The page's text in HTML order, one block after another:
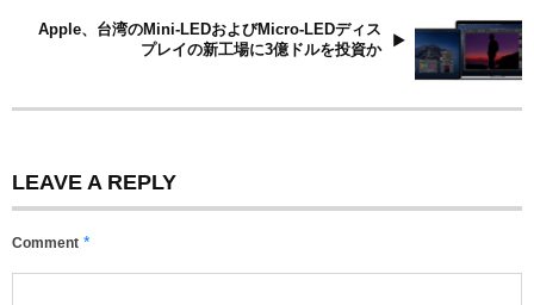
Apple、台湾のMini-LEDおよびMicro-LEDディス
プレイの新工場に3億ドルを投資か
LEAVE A REPLY
Comment *